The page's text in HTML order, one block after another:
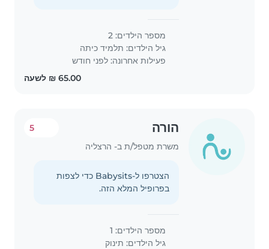
מספר הילדים: 2
גיל הילדים: תלמיד כיתה
פעילות אחרונה: לפני חודש
הורה
משרת מטפל/ת ב- הרצליה
5
הצטרפו ל-Babysits כדי לצפות
בפרופיל המלא הזה.
מספר הילדים: 1
גיל הילדים: תינוק